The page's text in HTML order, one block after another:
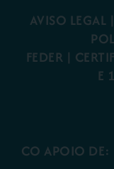
AVISO LEGAL |
FEDER |
E
CO APOIO DE: